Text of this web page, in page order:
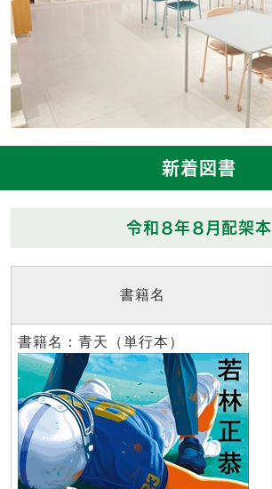
新着図書
令和８年８月配架本
書籍名
書籍名：青天（単行本）